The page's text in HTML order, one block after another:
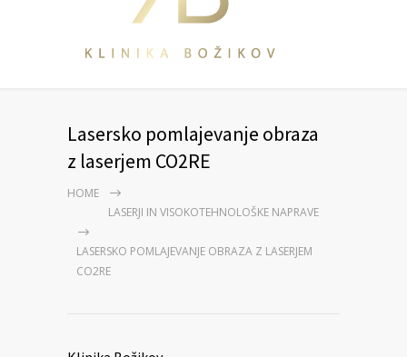
Lasersko pomlajevanje obraza
z laserjem CO2RE
HOME
LASERJI IN VISOKOTEHNOLOŠKE NAPRAVE
LASERSKO POMLAJEVANJE OBRAZA Z LASERJEM
CO2RE